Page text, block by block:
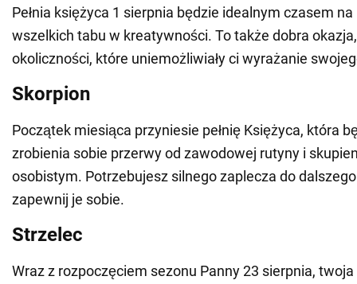
Pełnia księżyca 1 sierpnia będzie idealnym czasem
wszelkich tabu w kreatywności. To także dobra
okoliczności, które uniemożliwiały ci wyrażanie
Skorpion
Początek miesiąca przyniesie pełnię Księżyca, która
zrobienia sobie przerwy od zawodowej rutyny i
osobistym. Potrzebujesz silnego zaplecza do
zapewnij je sobie.
Strzelec
Wraz z rozpoczęciem sezonu Panny 23 sierpnia,